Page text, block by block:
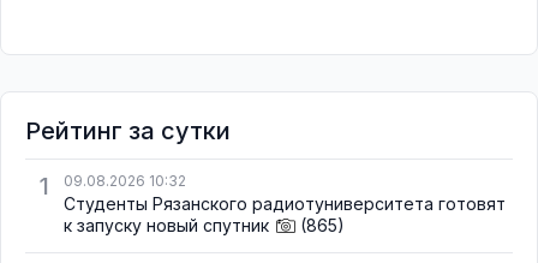
Рейтинг за сутки
1
09.08.2026 10:32
Студенты Рязанского радиотуниверситета готовят
к запуску новый спутник
(865)